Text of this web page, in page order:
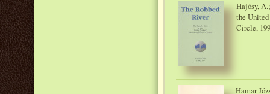
Hajósy,
the
Circle,
Hamar